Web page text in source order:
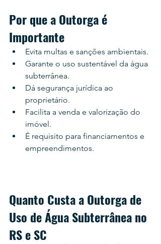
Por que a Outorga é
Importante
Evita multas e sanções ambientais.
Garante o uso sustentável da água
subterrânea.
Dá segurança jurídica ao
proprietário.
Facilita a venda e valorização do
imóvel.
É requisito para financiamentos e
empreendimentos.
Quanto Custa a Outorga de
Uso de Água Subterrânea no
RS e SC